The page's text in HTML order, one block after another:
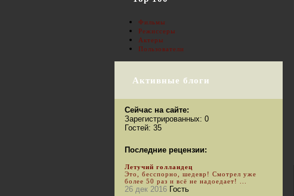
Фильмы
Режиссеры
Актеры
Пользователи
Активные блоги
Сейчас на сайте:
Зарегистрированных: 0
Гостей: 35
Последние рецензии:
Летучий голландец
Это, бесспорно, шедевр! Смотрел уже
более 50 раз и всё не надоедает! ...
26 дек 2016 Гость